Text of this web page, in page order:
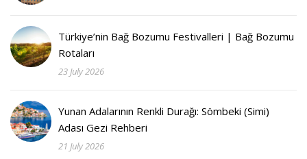
Türkiye’nin Bağ Bozumu Festivalleri | Bağ Bozumu
Rotaları
23 July 2026
Yunan Adalarının Renkli Durağı: Sömbeki (Simi)
Adası Gezi Rehberi
21 July 2026